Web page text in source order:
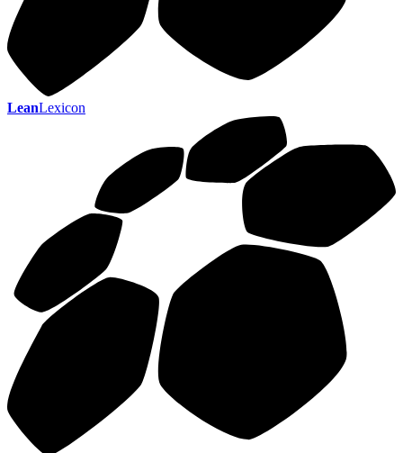
LeanLexicon